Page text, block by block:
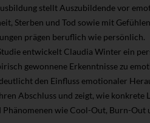
stellt Auszubildende vor
Sterben und Tod sowie mit
prägen beruflich wie persönlich.
entwickelt Claudia Winter ein
gewonnene Erkenntnisse zu
den Einfluss emotionaler
Abschluss und zeigt, wie konkrete
wie Cool-Out, Burn-Out